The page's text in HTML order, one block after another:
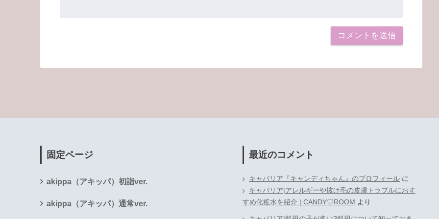
固定ページ
akippa（アキッパ）初詣ver.
akippa（アキッパ）通常ver.
最近のコメント
キャバリア『キャンディちゃん』のプロフィール に
キャバリア|アレルギーや抜け毛の皮膚トラブルにおす
すめ化粧水を紹介 | CANDY♡ROOM より